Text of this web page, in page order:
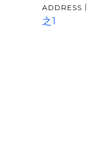
ADDRESS｜
之1